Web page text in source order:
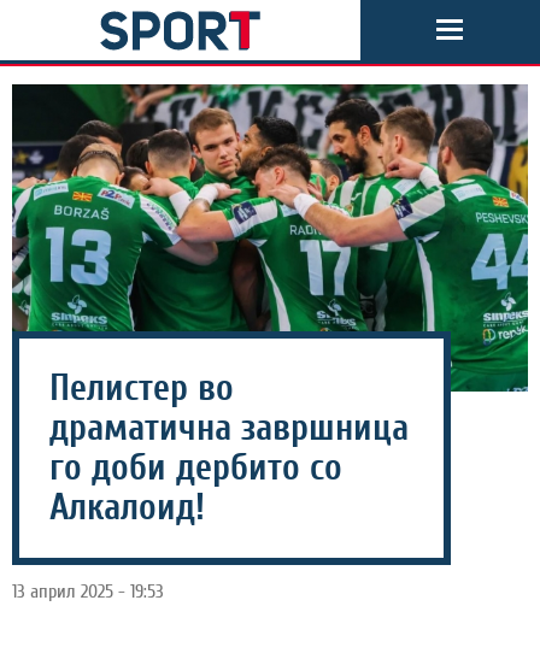
Пелистер во
драматична завршница
го доби дербито со
Алкалоид!
13 април 2025 - 19:53